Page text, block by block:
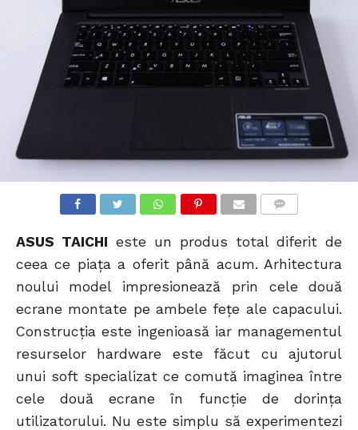
ASUS TAICHI este un produs total diferit de
ceea ce piața a oferit până acum. Arhitectura
noului model impresionează prin cele două
ecrane montate pe ambele fețe ale capacului.
Construcția este ingenioasă iar managementul
resurselor hardware este făcut cu ajutorul
unui soft specializat ce comută imaginea între
cele două ecrane în funcție de dorința
utilizatorului. Nu este simplu să experimentezi